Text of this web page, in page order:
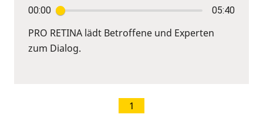
00:00 05:40
PRO RETINA lädt Betroffene und Experten
zum Dialog.
1